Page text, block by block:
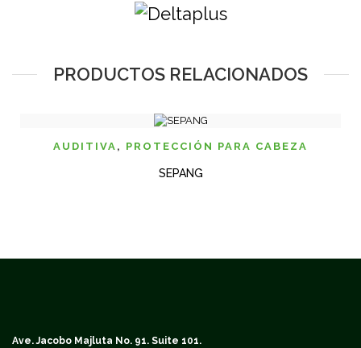
PRODUCTOS RELACIONADOS
AUDITIVA , PROTECCIÓN PARA CABEZA
SEPANG
Ave. Jacobo Majluta No. 91. Suite 101.